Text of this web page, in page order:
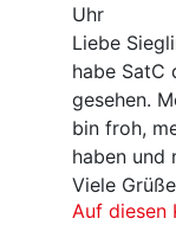
Uhr
Liebe
habe SatC
gesehen.
bin froh,
haben und
Viele
Auf diesen